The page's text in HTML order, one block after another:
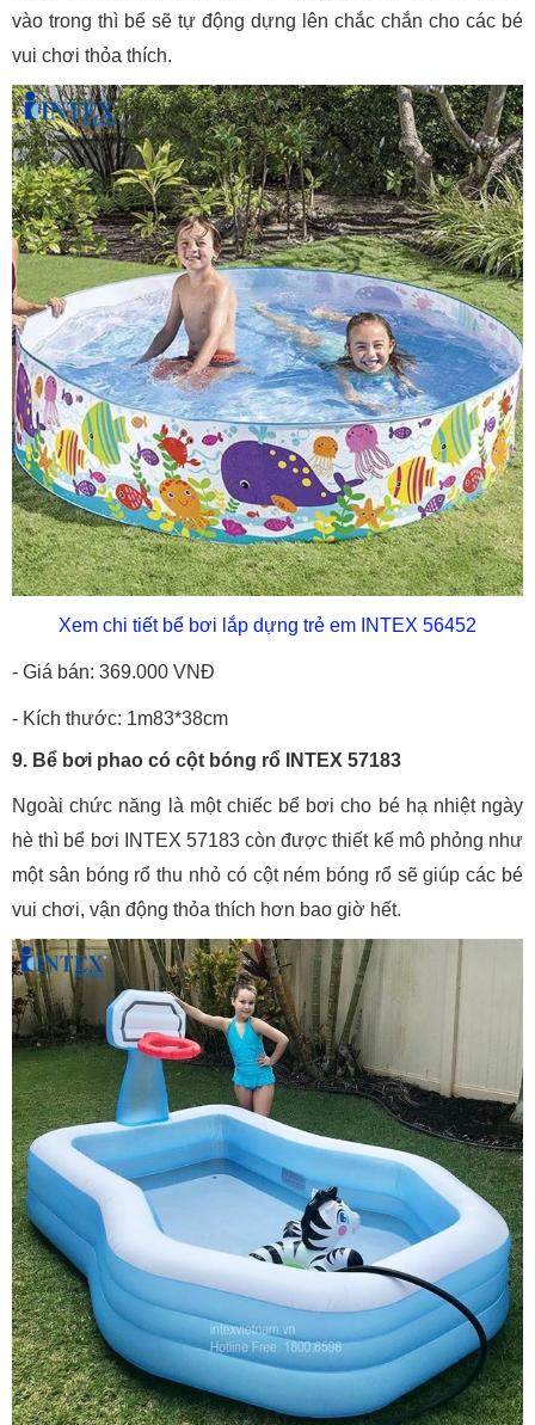
vào trong thì bể sẽ tự động dựng lên chắc chắn cho các bé
vui chơi thỏa thích.
Xem chi tiết bể bơi lắp dựng trẻ em INTEX 56452
- Giá bán: 369.000 VNĐ
- Kích thước: 1m83*38cm
9. Bể bơi phao có cột bóng rổ INTEX 57183
Ngoài chức năng là một chiếc bể bơi cho bé hạ nhiệt ngày
hè thì bể bơi INTEX 57183 còn được thiết kế mô phỏng như
một sân bóng rổ thu nhỏ có cột ném bóng rổ sẽ giúp các bé
vui chơi, vận động thỏa thích hơn bao giờ hết.